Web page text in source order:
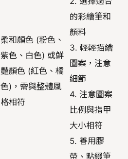
柔和顏色 (粉色、
紫色、白色) 或鮮
豔顏色 (紅色、橘
色)，需與整體風
格相符
的彩繪筆和
顏料
3. 輕輕描繪
圖案，注意
細節
4. 注意圖案
比例與指甲
大小相符
5. 善用膠
帶、點綴筆